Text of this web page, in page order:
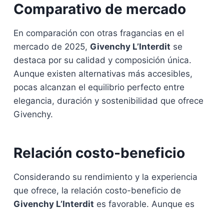
Comparativo de mercado
En comparación con otras fragancias en el
mercado de 2025, Givenchy L’Interdit se
destaca por su calidad y composición única.
Aunque existen alternativas más accesibles,
pocas alcanzan el equilibrio perfecto entre
elegancia, duración y sostenibilidad que ofrece
Givenchy.
Relación costo-beneficio
Considerando su rendimiento y la experiencia
que ofrece, la relación costo-beneficio de
Givenchy L’Interdit es favorable. Aunque es